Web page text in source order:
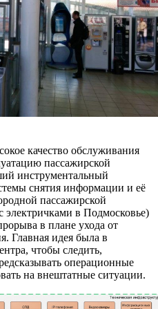
качество обслуживания
пассажирской
инструментальный
снятия информации и её
пассажирской
электричками в Подмосковье)
в плане ухода от
Главная идея была в
чтобы следить,
операционные
на внештатные ситуации.